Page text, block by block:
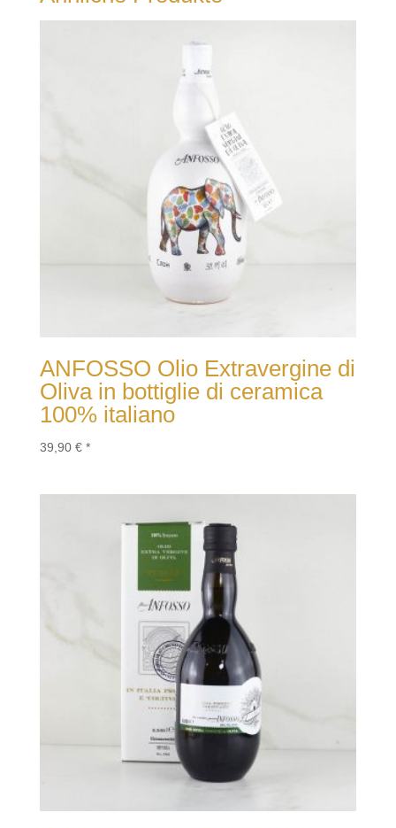
ANFOSSO Olio Extravergine di
Oliva in bottiglie di ceramica
100% italiano
39,90 € *